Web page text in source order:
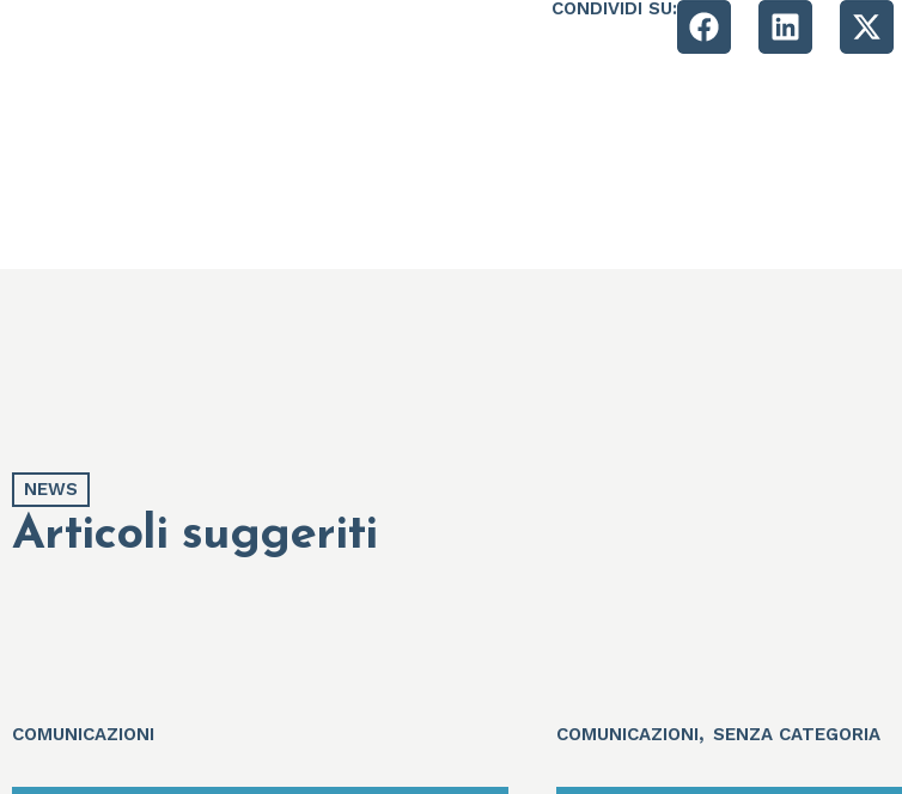
CONDIVIDI SU:
NEWS
Articoli suggeriti
COMUNICAZIONI COMUNICAZIONI, SENZA CATEGORIA